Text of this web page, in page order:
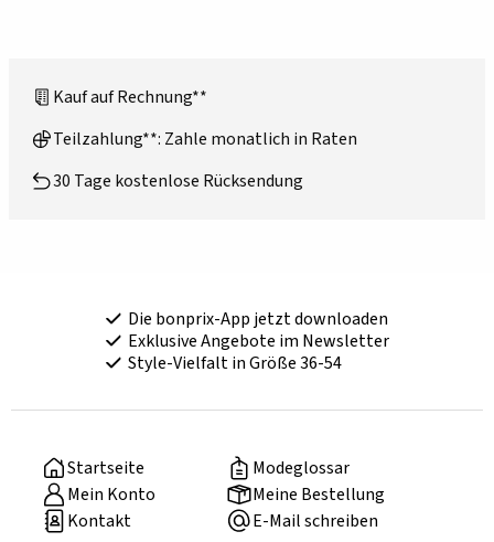
Kauf auf Rechnung**
Teilzahlung**: Zahle monatlich in Raten
30 Tage kostenlose Rücksendung
Die bonprix-App jetzt downloaden
Exklusive Angebote im Newsletter
Style-Vielfalt in Größe 36-54
Startseite
Modeglossar
Mein Konto
Meine Bestellung
Kontakt
E-Mail schreiben